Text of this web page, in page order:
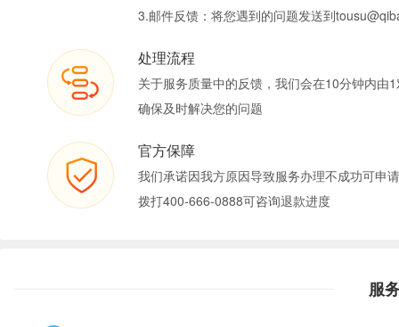
3.邮件反馈：将您遇到的问题发送到
处理流程
关于服务质量中的反馈，我们会在10分钟内由
确保及时解决您的问题
官方保障
我们承诺因我方原因导致服务办理不成功可申
拨打400-666-0888可咨询退款进度
服